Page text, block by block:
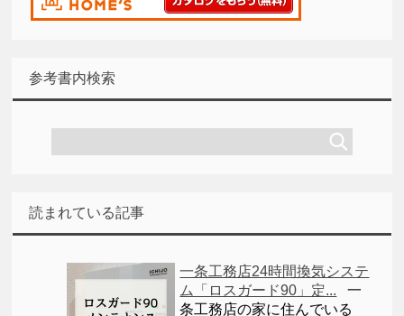
参考書内検索
読まれている記事
一条工務店24時間換気システ
ム「ロスガード90」定...
一
条工務店の家に住んでいる